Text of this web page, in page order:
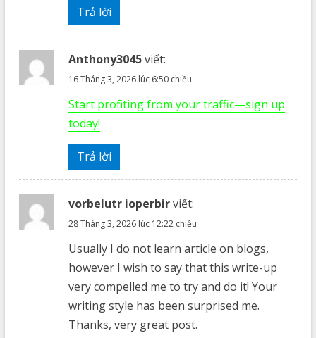
Trả lời
Anthony3045viết:
16 Tháng 3, 2026 lúc 6:50 chiều
Start profiting from your traffic—sign up
today!
Trả lời
vorbelutr ioperbirviết:
28 Tháng 3, 2026 lúc 12:22 chiều
Usually I do not learn article on blogs,
however I wish to say that this write-up
very compelled me to try and do it! Your
writing style has been surprised me.
Thanks, very great post.